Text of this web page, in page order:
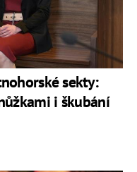
sekty:
i škubání